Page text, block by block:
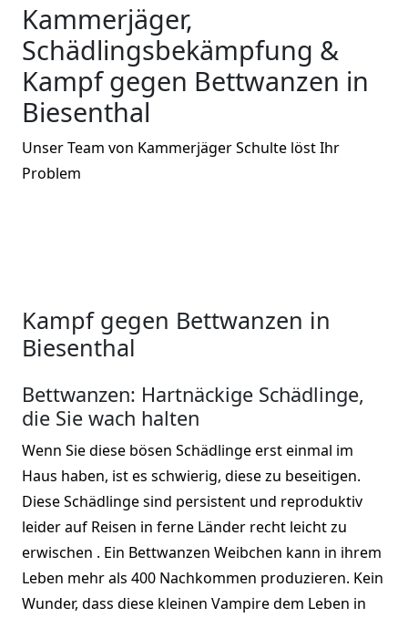
Kammerjäger,
Schädlingsbekämpfung &
Kampf gegen Bettwanzen in
Biesenthal
Unser Team von Kammerjäger Schulte löst Ihr
Problem
Kampf gegen Bettwanzen in
Biesenthal
Bettwanzen: Hartnäckige Schädlinge,
die Sie wach halten
Wenn Sie diese bösen Schädlinge erst einmal im
Haus haben, ist es schwierig, diese zu beseitigen.
Diese Schädlinge sind persistent und reproduktiv
leider auf Reisen in ferne Länder recht leicht zu
erwischen . Ein Bettwanzen Weibchen kann in ihrem
Leben mehr als 400 Nachkommen produzieren. Kein
Wunder, dass diese kleinen Vampire dem Leben in